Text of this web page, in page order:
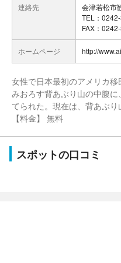
連絡先
会津若松市
TEL：
FAX：
ホームページ http://
女性で日本最初のアメリカ
みおろす背あぶり山の中腹
てられた。現在は、背あぶり
【料金】 無料
スポットの口コミ